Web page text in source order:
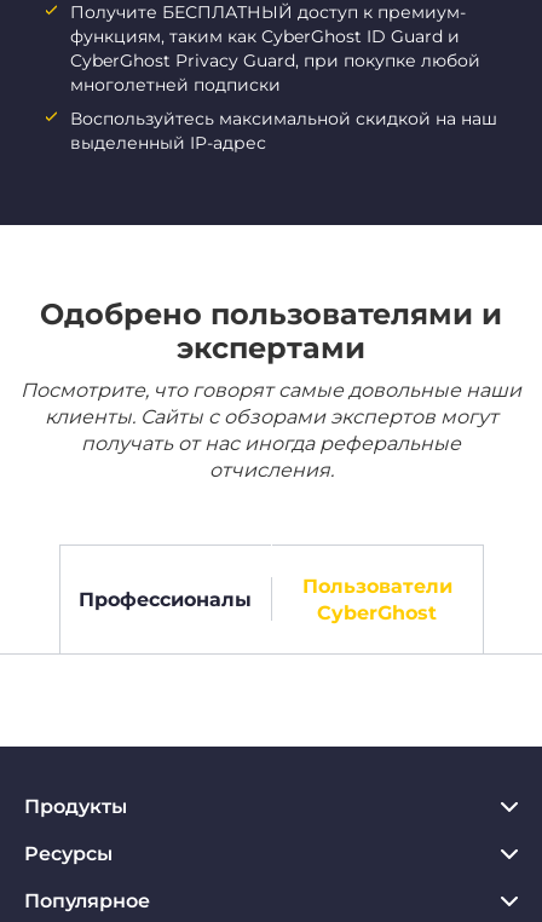
Получите БЕСПЛАТНЫЙ доступ к премиум-
функциям, таким как CyberGhost ID Guard и
CyberGhost Privacy Guard, при покупке любой
многолетней подписки
Воспользуйтесь максимальной скидкой на наш
выделенный IP-адрес
Одобрено пользователями и
экспертами
Посмотрите, что говорят самые довольные наши
клиенты. Сайты с обзорами экспертов могут
получать от нас иногда реферальные
отчисления.
Профессионалы
Пользователи
CyberGhost
Продукты
VPN для PC
VPN для Chrome
Ресурсы
Что такое VPN
Популярное